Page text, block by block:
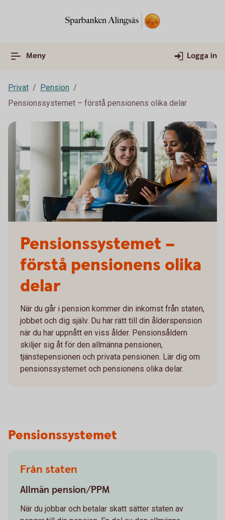
Meny Logga in
Privat
Pension
Pensionssystemet – förstå pensionens olika delar
Pensionssystemet –
förstå pensionens olika
delar
När du går i pension kommer din inkomst från staten,
jobbet och dig själv. Du har rätt till din ålderspension
när du har uppnått en viss ålder. Pensionsåldern
skiljer sig åt för den allmänna pensionen,
tjänstepensionen och privata pensionen. Lär dig om
pensionssystemet och pensionens olika delar.
Pensionssystemet
Från staten
Allmän pension/PPM
När du jobbar och betalar skatt sätter staten av